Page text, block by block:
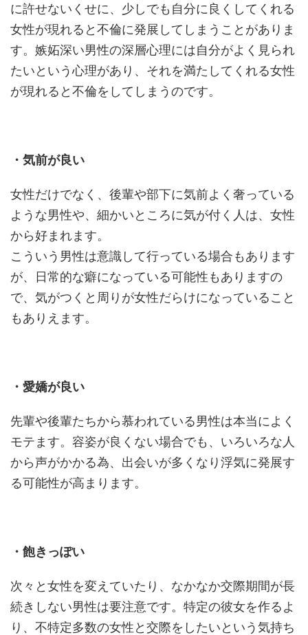
に許せないくせに、少しでも自分に良くしてくれる
女性が現れると不倫に発展してしまうことがありま
す。嫉妬深い男性の深層心理には自分がよく見られ
たいという心理があり、それを満たしてくれる女性
が現れると不倫をしてしまうのです。
・気前が良い
女性だけでなく、後輩や部下に気前よく奢っている
ような男性や、細かいところに気が付く人は、女性
から好まれます。
こういう男性は意識して行っている場合もあります
が、日常的な癖になっている可能性もありますの
で、気がつくと周りが女性だらけになっていること
もありえます。
・愛嬌が良い
先輩や後輩たちから慕われている男性は本当によく
モテます。容姿が良くない場合でも、いろいろな人
から声がかかる為、出会いが多くなり浮気に発展す
る可能性が高まります。
・飽きっぽい
次々と女性を変えていたり、なかなか交際期間が長
続きしない男性は要注意です。特定の彼女を作るよ
り、不特定多数の女性と交際をしたいという気持ち